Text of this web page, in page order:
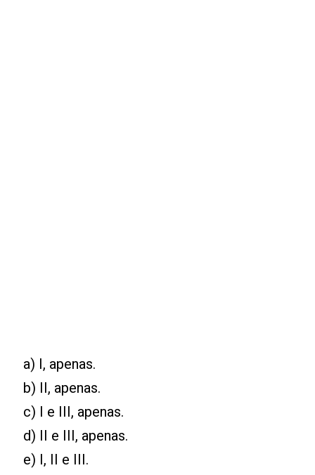
a) I, apenas.
b) II, apenas.
c) I e III, apenas.
d) II e III, apenas.
e) I, II e III.